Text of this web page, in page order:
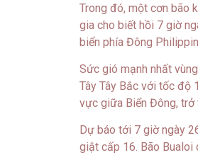
Trong đó, một cơn bão
gia cho biết hồi 7 giờ
biển phía Đông
Sức gió mạnh nhất
Tây Tây Bắc với tốc độ
vực giữa Biển Đông, trở
Dự báo tới 7 giờ ngày
giật cấp 16. Bão Bualoi